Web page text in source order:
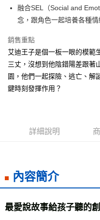
運送方式
每筆NT$50，滿NT$499(含以
付款後全家取貨
7-11取貨付款
每筆NT$60，滿NT$799(含以
離島宅配
海外叢書運費
融合SEL（Social and
念，跟角色一起培養各種情
銷售重點
艾迪王子是個一板一眼的模範
三丈，沒想到他陰錯陽差跟著
園，他們一起探險、逃亡、解
鍵時刻發揮作用？
詳細說明
內容簡介
最愛說故事給孩子聽的